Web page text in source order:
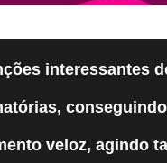
interessantes
veloz, agindo